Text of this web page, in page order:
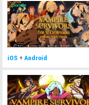
iOS + Android